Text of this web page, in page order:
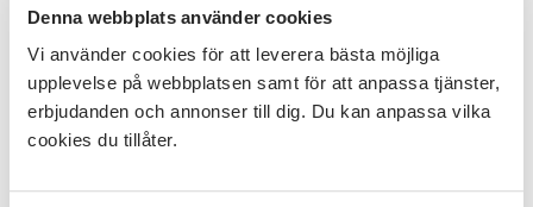
Denna webbplats använder cookies
Vi använder cookies för att leverera bästa möjliga
upplevelse på webbplatsen samt för att anpassa tjänster,
erbjudanden och annonser till dig. Du kan anpassa vilka
cookies du tillåter.
2. Om folkbildning: historia och roll i demokratin
3. Om Studieförbundet Vuxenskolan
4. Pedagogik och lärande